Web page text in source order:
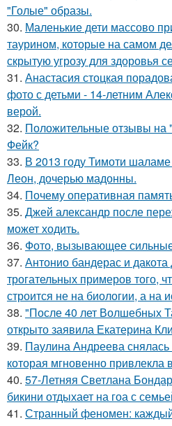
"Голые" образы.
30. Маленькие дети массово
таурином, которые на самом
скрытую угрозу для здоровья
31. Анастасия стоцкая
фото с детьми - 14-летним
верой.
32. Положительные отзывы на
Фейк?
33. В 2013 году Тимоти
Леон, дочерью мадонны.
34. Почему оперативная
35. Джей александр после
может ходить.
36. Фото, вызывающее
37. Антонио бандерас и
трогательных примеров того,
строится не на биологии, а на
38. "После 40 лет Волшебных
открыто заявила Екатерина
39. Паулина Андреева
которая мгновенно привлекла
40. 57-Летняя Светлана
бикини отдыхает на гоа с
41. Странный феномен: каждый